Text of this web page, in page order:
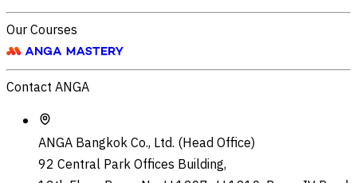
Our Courses
Contact ANGA
ANGA Bangkok Co., Ltd. (Head Office)
92 Central Park Offices Building,